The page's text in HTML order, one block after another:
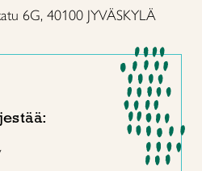
6G, 40100 JYVÄSKYLÄ